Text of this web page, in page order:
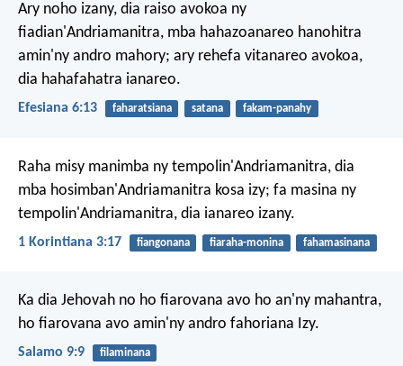
Ary noho izany, dia raiso avokoa ny
fiadian'Andriamanitra, mba hahazoanareo hanohitra
amin'ny andro mahory; ary rehefa vitanareo avokoa,
dia hahafahatra ianareo.
Efesiana 6:13 faharatsiana satana fakam-panahy
Raha misy manimba ny tempolin'Andriamanitra, dia
mba hosimban'Andriamanitra kosa izy; fa masina ny
tempolin'Andriamanitra, dia ianareo izany.
1 Korintiana 3:17 fiangonana fiaraha-monina fahamasinana
Ka dia Jehovah no ho fiarovana avo ho an'ny mahantra,
ho fiarovana avo amin'ny andro fahoriana Izy.
Salamo 9:9 filaminana